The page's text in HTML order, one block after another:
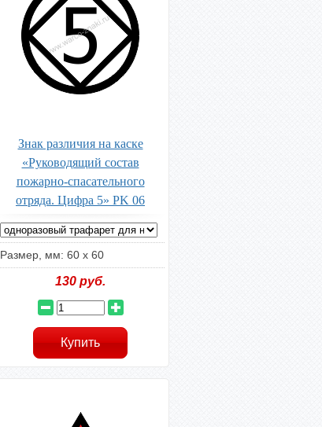
Знак различия на каске
«Руководящий состав
пожарно-спасательного
отряда. Цифра 5» PK 06
Размер, мм: 60 x 60
130 руб.